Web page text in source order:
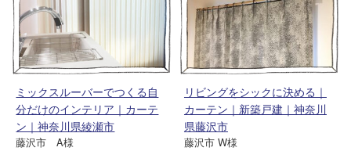
ミックスルーバーでつくる自
分だけのインテリア｜カーテ
ン｜神奈川県綾瀬市
藤沢市 A様
リビングをシックに決める｜
カーテン｜新築戸建｜神奈川
県藤沢市
藤沢市 W様